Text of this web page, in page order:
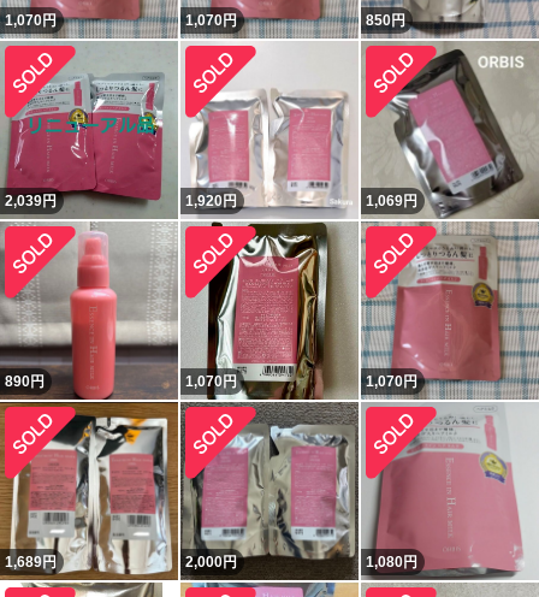
1,070円 1,070円 850円
2,039円 1,920円 1,069円
890円 1,070円 1,070円
1,689円 2,000円 1,080円